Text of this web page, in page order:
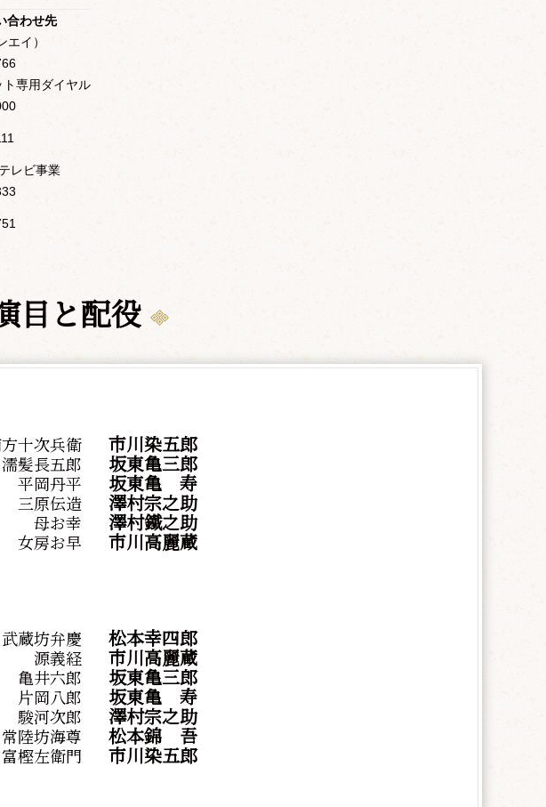
合わせ先
エイ）
ト専用ダイヤル
レビ事業
目と配役
十次兵衛
濡髪長五郎
平岡丹平
三原伝造
母お幸
女房お早
市川染五郎
坂東亀三郎
坂東亀 寿
澤村宗之助
澤村鐵之助
市川高麗蔵
武蔵坊弁慶
源義経
亀井六郎
片岡八郎
駿河次郎
常陸坊海尊
富樫左衛門
松本幸四郎
市川高麗蔵
坂東亀三郎
坂東亀 寿
澤村宗之助
松本錦 吾
市川染五郎